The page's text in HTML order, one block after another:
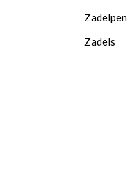
Zadelpen
Zadels